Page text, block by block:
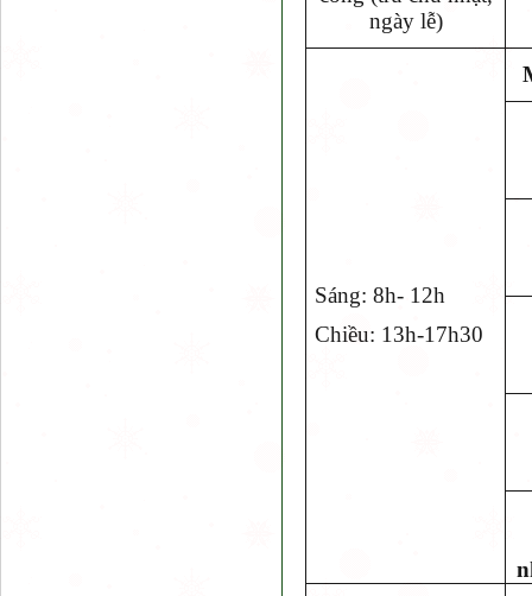
ngày lễ)
Sáng: 8h- 12h
Chiều: 13h-17h30